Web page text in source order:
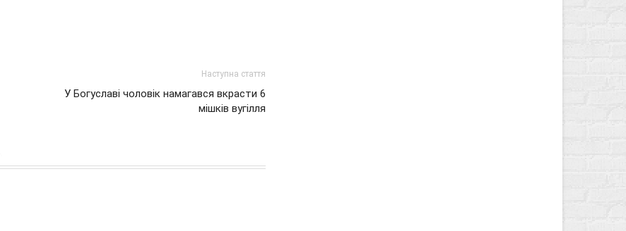
Наступна стаття
У Богуславі чоловік намагався вкрасти 6
мішків вугілля